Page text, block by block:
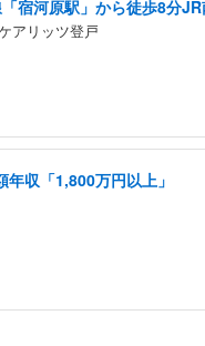
宿河原駅」から徒歩8分
アリッツ登戸
年収「1,800万円以上」